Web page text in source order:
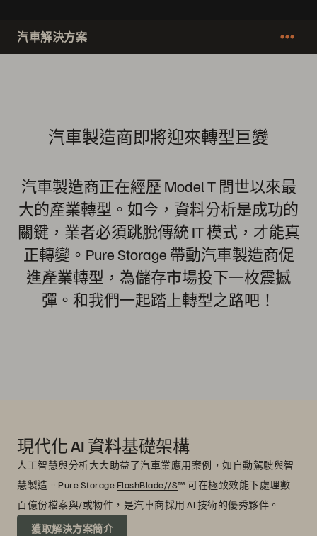
汽車解決方案
汽車製造商即將迎來轉型巨變
汽車製造商正在經歷 Model T 問世以來最
大的產業轉型。如今，資料分析是成功的
關鍵，業者必須跳脫傳統 IT 模式，才能真
正轉變。Pure Storage 帶動汽車製造商促
進產業轉型，為儲存市場投下一枚震撼
彈。和我們一起踏上轉型之路吧！
現代化 AI 資料基礎架構
人工智慧與分析大大助益了汽車業應用案例，如自動駕駛與智
慧製造。Pure Storage FlashBlade//S™ 可在極致效能下處理數
百億份檔案與/或物件，是汽車商採用 AI 技術的優秀夥伴。
獲取解決方案簡介